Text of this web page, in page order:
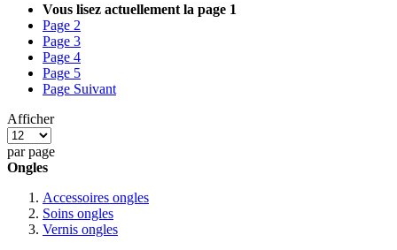
Vous lisez actuellement la page 1
Page 2
Page 3
Page 4
Page 5
Page Suivant
Afficher
par page
Ongles
Accessoires ongles
Soins ongles
Vernis ongles